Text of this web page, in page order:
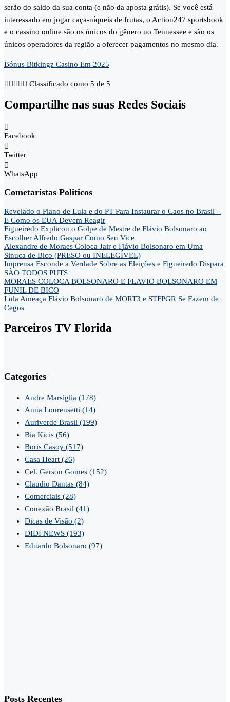
serão do saldo da sua conta (e não da aposta grátis). Se você está
interessado em jogar caça-níqueis de frutas, o Action247 sportsbook
e o cassino online são os únicos do gênero no Tennessee e são os
únicos operadores da região a oferecer pagamentos no mesmo dia.
Bónus Bitkingz Casino Em 2025
     Classificado como 5 de 5
Compartilhe nas suas Redes Sociais
Facebook
Twitter
WhatsApp
Cometaristas Politicos
Revelado o Plano de Lula e do PT Para Instaurar o Caos no Brasil –
E Como os EUA Devem Reagir
Figueiredo Explicou o Golpe de Mestre de Flávio Bolsonaro ao
Escolher Alfredo Gaspar Como Seu Vice
Alexandre de Moraes Coloca Jair e Flávio Bolsonaro em Uma
Sinuca de Bico (PRESO ou INELEGÍVEL)
Imprensa Esconde a Verdade Sobre as Eleições e Figueiredo Dispara
SÃO TODOS PUTS
MORAES COLOCA BOLSONARO E FLAVIO BOLSONARO EM
FUNIL DE BICO
Lula Ameaça Flávio Bolsonaro de MORT3 e STFPGR Se Fazem de
Cegos
Parceiros TV Florida
Categories
Andre Marsiglia (178)
Anna Lourensetti (14)
Auriverde Brasil (199)
Bia Kicis (56)
Boris Casoy (517)
Casa Heart (26)
Cel. Gerson Gomes (152)
Claudio Dantas (84)
Comerciais (28)
Conexão Brasil (41)
Dicas de Visão (2)
DIDI NEWS (193)
Eduardo Bolsonaro (97)
Posts Recentes